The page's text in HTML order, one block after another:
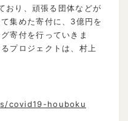
おり、頑張る団体などが
集めた寄付に、3億円を
寄付を行っていきま
プロジェクトは、村上
covid19-houboku